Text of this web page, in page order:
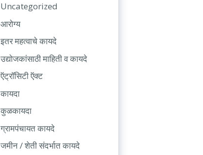
Uncategorized
आरोग्य
इतर महत्वाचे कायदे
उद्योजकांसाठी माहिती व कायदे
ऍट्रॉसिटी ऍक्ट
कायदा
कुळकायदा
ग्रामपंचायत कायदे
जमीन / शेती संदर्भात कायदे